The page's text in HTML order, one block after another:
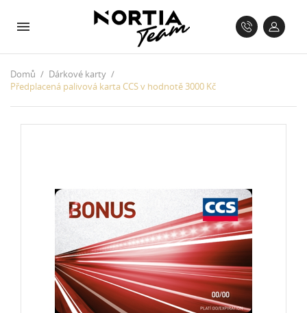
Domů
Dárkové karty
Předplacená palivová karta CCS v hodnotě 3000 Kč